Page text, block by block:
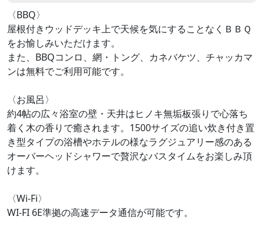
〈BBQ〉
屋根付きウッドデッキ上で天候を気にすることなくＢＢＱ
をお愉しみいただけます。
また、BBQコンロ、網・トング、カネバケツ、チャッカマ
ンは無料でご利用可能です。
〈お風呂〉
約4帖の広々浴室の壁・天井はヒノキ無垢板張りで心落ち
着く木の香りで癒されます。1500サイズの追い炊き付き置
き型タイプの浴槽やホテルの様なラグジュアリー感のある
オーバーヘッドシャワーで贅沢なバスタイムをお楽しみ頂
けます。
〈Wi-Fi〉
WI-FI 6E準拠の高速データ通信が可能です。